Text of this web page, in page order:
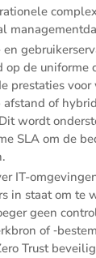
en
op de uniforme
presta­ties voor
afstand of
wordt
SLA om de
IT-
in staat om te
geen
of
Trust